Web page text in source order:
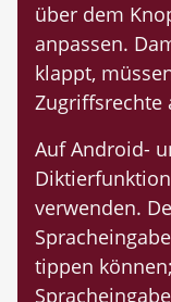
über dem
anpassen.
klappt,
Zugriffsrechte
Auf Android-
verwenden.
tippen